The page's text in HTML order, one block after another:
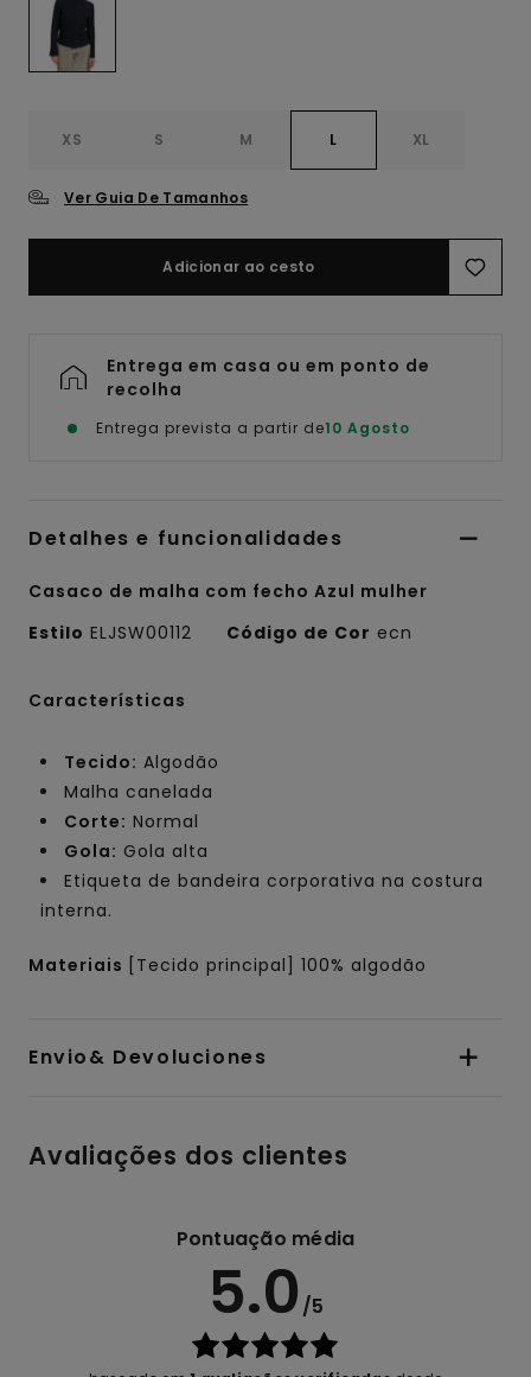
XS S M L XL
Ver Guia De Tamanhos
Adicionar ao cesto
Entrega em casa ou em ponto de
recolha
Entrega prevista a partir de10 Agosto
Detalhes e funcionalidades
Casaco de malha com fecho Azul mulher
Estilo ELJSW00112 Código de Cor ecn
Características
Tecido: Algodão
Malha canelada
Corte: Normal
Gola: Gola alta
Etiqueta de bandeira corporativa na costura
interna.
Materiais [Tecido principal] 100% algodão
Envio& Devoluciones
Avaliações dos clientes
Pontuação média
5.0 /5